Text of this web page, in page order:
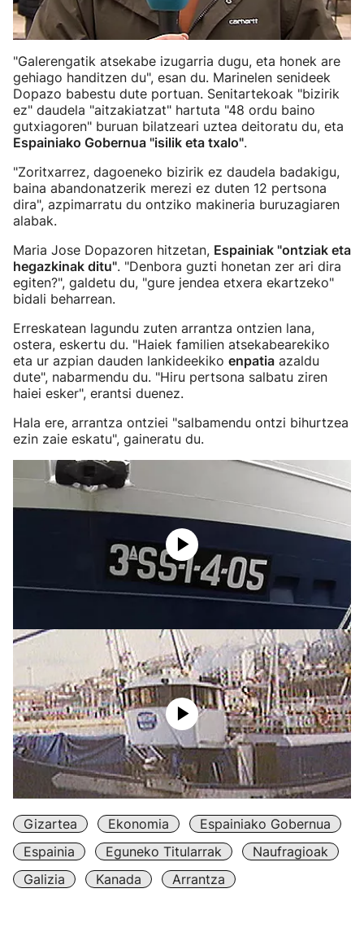
"Galerengatik atsekabe izugarria dugu, eta honek are
gehiago handitzen du", esan du. Marinelen senideek
Dopazo babestu dute portuan. Senitartekoak "bizirik
ez" daudela "aitzakiatzat" hartuta "48 ordu baino
gutxiagoren" buruan bilatzeari uztea deitoratu du, eta
Espainiako Gobernua "isilik eta txalo".
"Zoritxarrez, dagoeneko bizirik ez daudela badakigu,
baina abandonatzerik merezi ez duten 12 pertsona
dira", azpimarratu du ontziko makineria buruzagiaren
alabak.
Maria Jose Dopazoren hitzetan, Espainiak "ontziak eta
hegazkinak ditu". "Denbora guzti honetan zer ari dira
egiten?", galdetu du, "gure jendea etxera ekartzeko"
bidali beharrean.
Erreskatean lagundu zuten arrantza ontzien lana,
ostera, eskertu du. "Haiek familien atsekabearekiko
eta ur azpian dauden lankideekiko enpatia azaldu
dute", nabarmendu du. "Hiru pertsona salbatu ziren
haiei esker", erantsi duenez.
Hala ere, arrantza ontziei "salbamendu ontzi bihurtzea
ezin zaie eskatu", gaineratu du.
Gizartea Ekonomia
Espainiako Gobernua
Espainia
Eguneko Titularrak
Naufragioak
Galizia
Kanada Arrantza